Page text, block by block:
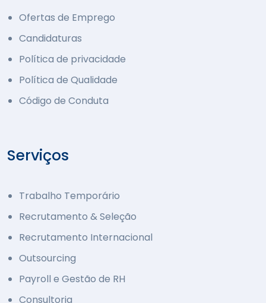
Ofertas de Emprego
Candidaturas
Política de privacidade
Política de Qualidade
Código de Conduta
Serviços
Trabalho Temporário
Recrutamento & Seleção
Recrutamento Internacional
Outsourcing
Payroll e Gestão de RH
Consultoria